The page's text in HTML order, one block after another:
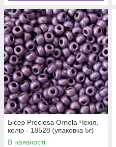
Бісер Preciosa Ornela Чехія,
колір - 18528 (упаковка 5г)
В наявності